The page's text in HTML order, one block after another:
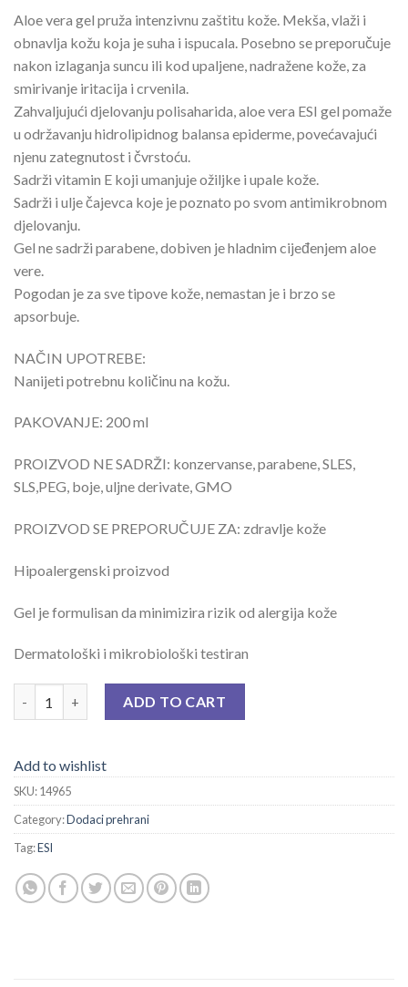
Aloe vera gel pruža intenzivnu zaštitu kože. Mekša, vlaži i
obnavlja kožu koja je suha i ispucala. Posebno se preporučuje
nakon izlaganja suncu ili kod upaljene, nadražene kože, za
smirivanje iritacija i crvenila.
Zahvaljujući djelovanju polisaharida, aloe vera ESI gel pomaže
u održavanju hidrolipidnog balansa epiderme, povećavajući
njenu zategnutost i čvrstoću.
Sadrži vitamin E koji umanjuje ožiljke i upale kože.
Sadrži i ulje čajevca koje je poznato po svom antimikrobnom
djelovanju.
Gel ne sadrži parabene, dobiven je hladnim cijeđenjem aloe
vere.
Pogodan je za sve tipove kože, nemastan je i brzo se
apsorbuje.
NAČIN UPOTREBE:
Nanijeti potrebnu količinu na kožu.
PAKOVANJE: 200 ml
PROIZVOD NE SADRŽI: konzervanse, parabene, SLES,
SLS,PEG, boje, uljne derivate, GMO
PROIZVOD SE PREPORUČUJE ZA: zdravlje kože
Hipoalergenski proizvod
Gel je formulisan da minimizira rizik od alergija kože
Dermatološki i mikrobiološki testiran
ADD TO CART
Add to wishlist
SKU:14965
Category:Dodaci prehrani
Tag:ESI